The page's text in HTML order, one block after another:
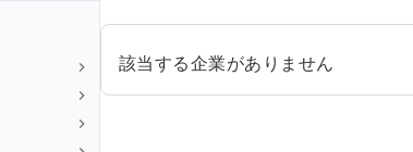
該当する企業がありません